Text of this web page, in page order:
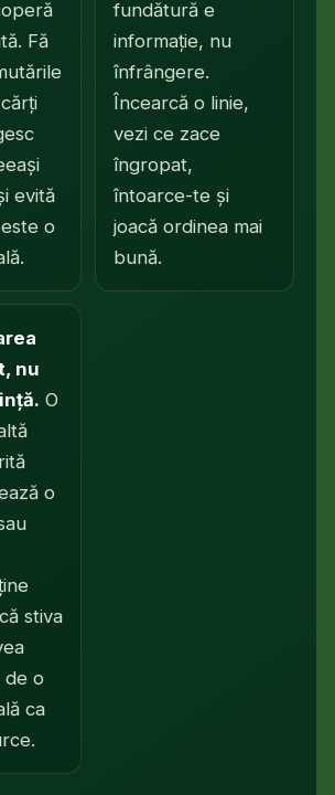
Fă
evită
o
fundătură e
informație, nu
înfrângere.
Încearcă o linie,
vezi ce zace
îngropat,
întoarce-te și
joacă ordinea mai
bună.
nu
O
o
stiva
de o
ca